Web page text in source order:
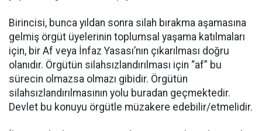
Birincisi, bunca yıldan sonra silah bırakma aşamasına
gelmiş örgüt üyelerinin toplumsal yaşama katılmaları
için, bir Af veya İnfaz Yasası’nın çıkarılması doğru
olanıdır. Örgütün silahsızlandırılması için “af” bu
sürecin olmazsa olmazı gibidir. Örgütün
silahsızlandırılmasının yolu buradan geçmektedir.
Devlet bu konuyu örgütle müzakere edebilir/etmelidir.